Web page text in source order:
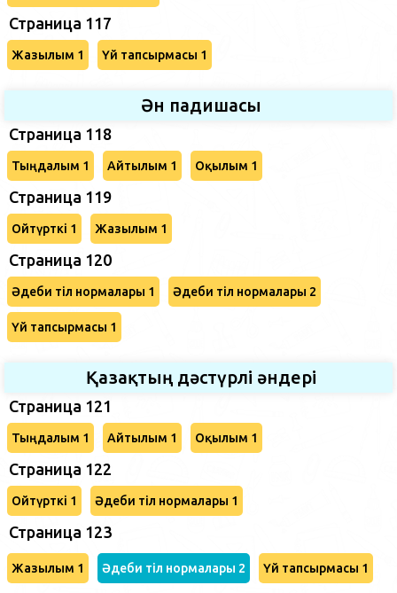
Страница 117
Жазылым 1 Үй тапсырмасы 1
Ән падишасы
Страница 118
Тыңдалым 1 Айтылым 1 Оқылым 1
Страница 119
Ойтүрткі 1 Жазылым 1
Страница 120
Әдеби тіл нормалары 1 Әдеби тіл нормалары 2
Үй тапсырмасы 1
Қазақтың дәстүрлі әндері
Страница 121
Тыңдалым 1 Айтылым 1 Оқылым 1
Страница 122
Ойтүрткі 1 Әдеби тіл нормалары 1
Страница 123
Жазылым 1 Әдеби тіл нормалары 2 Үй тапсырмасы 1